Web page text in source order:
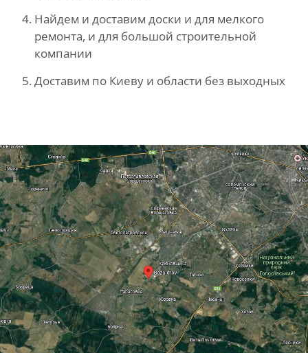
Найдем и доставим доски и для мелкого
ремонта, и для большой строительной
компании
Доставим по Киеву и области без выходных